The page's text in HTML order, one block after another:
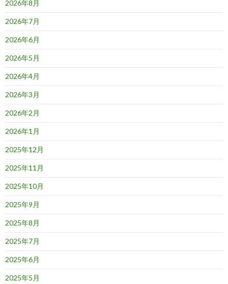
2026年8月
2026年7月
2026年6月
2026年5月
2026年4月
2026年3月
2026年2月
2026年1月
2025年12月
2025年11月
2025年10月
2025年9月
2025年8月
2025年7月
2025年6月
2025年5月